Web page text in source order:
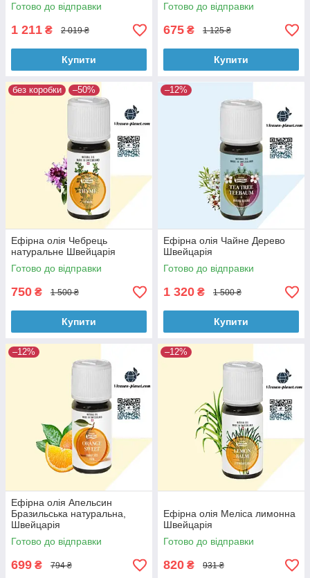
Готово до відправки
1 211 ₴ 2 019 ₴
Купити
Готово до відправки
675 ₴ 1 125 ₴
Купити
без коробки –50%
Ефірна олія Чебрець
натуральне Швейцарія
Готово до відправки
750 ₴ 1 500 ₴
Купити
–12%
Ефірна олія Чайне Дерево
Швейцарія
Готово до відправки
1 320 ₴ 1 500 ₴
Купити
–12%
Ефірна олія Апельсин
Бразильська натуральна,
Швейцарія
Готово до відправки
699 ₴ 794 ₴
–12%
Ефірна олія Меліса лимонна
Швейцарія
Готово до відправки
820 ₴ 931 ₴